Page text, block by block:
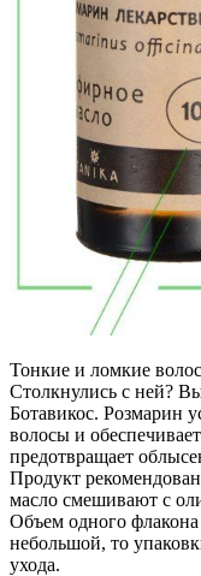
Тонкие и ломкие
Столкнулись с ней?
Ботавикос. Розмарин
волосы и
предотвращает
Продукт
масло смешивают с
Объем одного флакона
небольшой, то
ухода.